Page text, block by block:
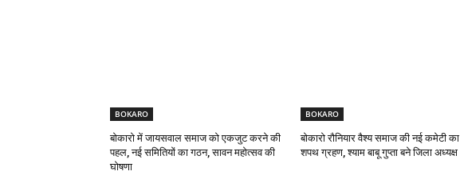
BOKARO
बोकारो में जायसवाल समाज को एकजुट करने की
पहल, नई समितियों का गठन, सावन महोत्सव की
घोषणा
BOKARO
बोकारो रौनियार वैश्य समाज की नई कमेटी का
शपथ ग्रहण, श्याम बाबू गुप्ता बने जिला अध्यक्ष